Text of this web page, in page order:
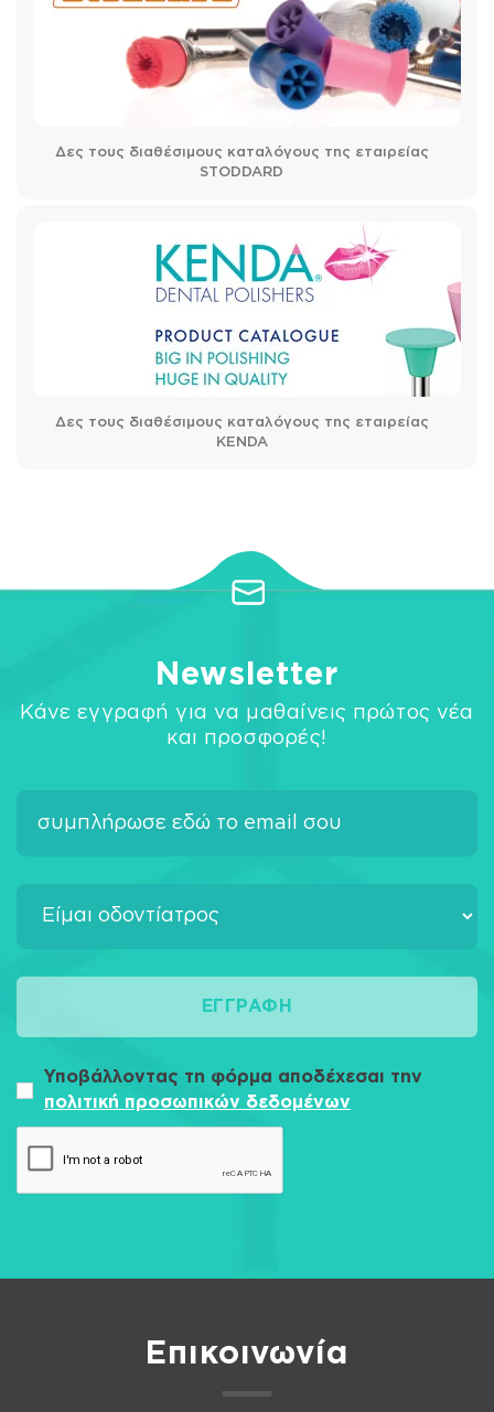
Δες τους διαθέσιμους καταλόγους της εταιρείας
STODDARD
Δες τους διαθέσιμους καταλόγους της εταιρείας
KENDA
Newsletter
Κάνε εγγραφή για να μαθαίνεις πρώτος νέα
και προσφορές!
ΕΓΓΡΑΦΉ
Υποβάλλοντας τη φόρμα αποδέχεσαι την
πολιτική προσωπικών δεδομένων
Επικοινωνία